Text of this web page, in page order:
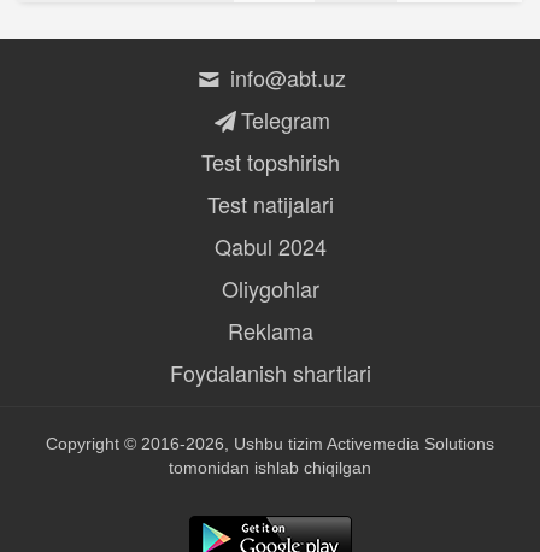
info@abt.uz
Telegram
Test topshirish
Test natijalari
Qabul 2024
Oliygohlar
Reklama
Foydalanish shartlari
Copyright © 2016-2026, Ushbu tizim Activemedia Solutions
tomonidan ishlab chiqilgan